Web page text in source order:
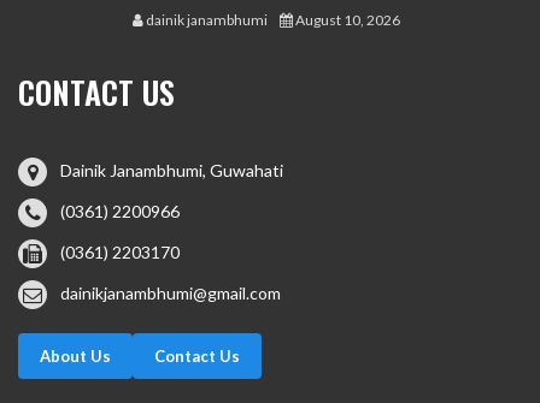
dainik janambhumi August 10, 2026
CONTACT US
Dainik Janambhumi, Guwahati
(0361) 2200966
(0361) 2203170
dainikjanambhumi@gmail.com
About Us Contact Us